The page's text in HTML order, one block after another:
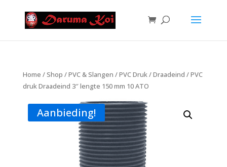
Home /Shop /PVC & Slangen /PVC Druk/Draadeind / PVC
druk Draadeind 3″ lengte 150 mm 10 ATO
Aanbieding!